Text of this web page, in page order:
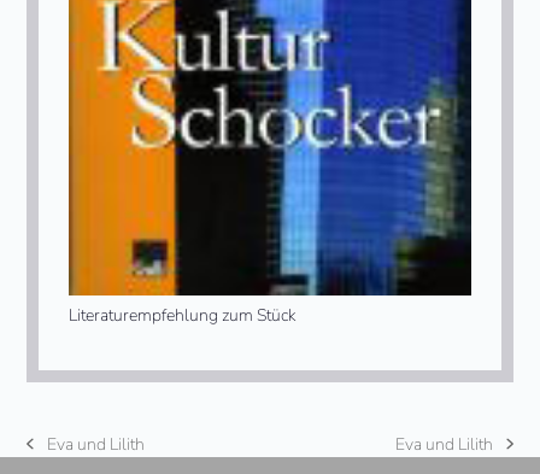
Literaturempfehlung zum Stück
vorheriger
Eva und Lilith
Nächster
Eva und Lilith